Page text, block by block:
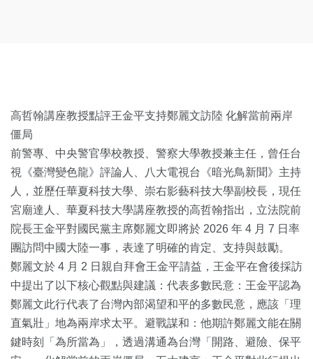
高哲翰講座教授點評王金平支持鄭麗文訪陸 化解當前兩岸
僵局
前警專、中央警官學校教授、警察大學教授兼主任，曾任台
視《臺灣變色龍》評論人、八大電視台《暗光鳥新聞》主持
人，並歷任華夏科技大學、崇右影藝科技大學副校長，現任
宮廟達人、華夏科技大學講座教授的高哲翰指出，立法院前
院長王金平對國民黨主席鄭麗文即將於 2026 年 4 月 7 日率
團訪問中國大陸一事，表達了明確的肯定、支持與鼓勵。
鄭麗文於 4 月 2 日親自拜會王金平請益，王金平在會後採訪
中提出了以下核心觀點與建議：代表多數民意：王金平認為
鄭麗文此行代表了台灣內部渴望和平的多數民意，應該「理
直氣壯」地為兩岸求太平。避戰謀和：他期許鄭麗文能在關
鍵時刻「為所當為」，透過溝通為台灣「開路、避險、保平